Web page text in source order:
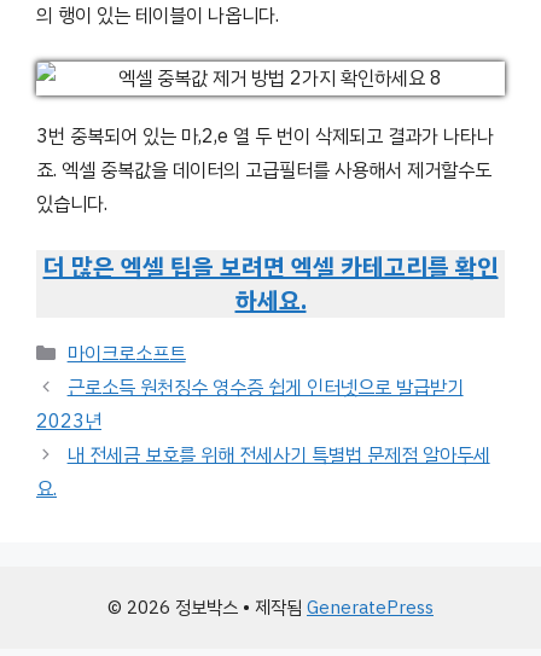
의 행이 있는 테이블이 나옵니다.
3번 중복되어 있는 마,2,e 열 두 번이 삭제되고 결과가 나타나
죠. 엑셀 중복값을 데이터의 고급필터를 사용해서 제거할수도
있습니다.
더 많은 엑셀 팁을 보려면 엑셀 카테고리를 확인
하세요.
카
테
고
리
마이크로소프트
근로소득 원천징수 영수증 쉽게 인터넷으로 발급받기
2023년
내 전세금 보호를 위해 전세사기 특별법 문제점 알아두세
요.
© 2026 정보박스 • 제작됨 GeneratePress